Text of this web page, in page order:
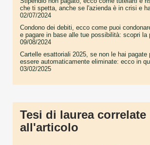
che ti spetta, anche se l'azienda è in crisi e
02/07/2024
Condono dei debiti, ecco come puoi
e pagare in base alle tue possibilità: scopri la
09/08/2024
Cartelle esattoriali 2025, se non le hai pagate
essere automaticamente eliminate: ecco in
03/02/2025
Tesi di laurea correlate
all'articolo